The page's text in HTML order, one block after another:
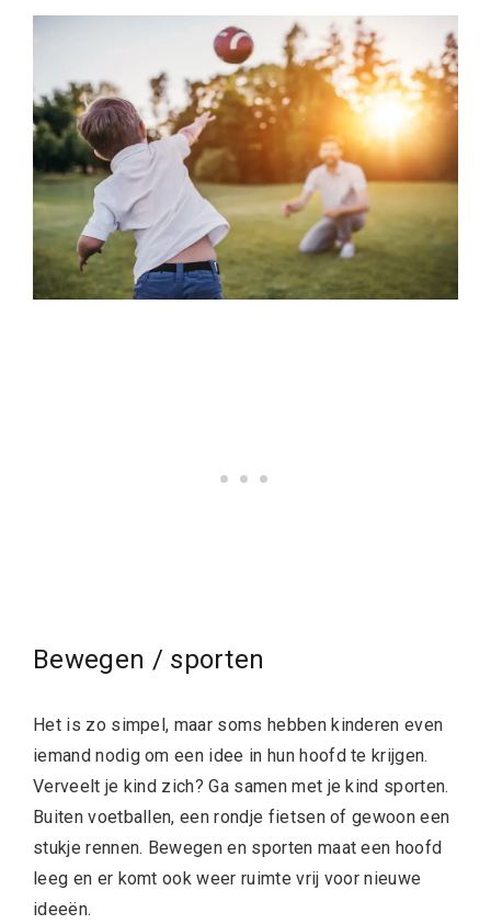
Bewegen / sporten
Het is zo simpel, maar soms hebben kinderen even
iemand nodig om een idee in hun hoofd te krijgen.
Verveelt je kind zich? Ga samen met je kind sporten.
Buiten voetballen, een rondje fietsen of gewoon een
stukje rennen. Bewegen en sporten maat een hoofd
leeg en er komt ook weer ruimte vrij voor nieuwe
ideeën.